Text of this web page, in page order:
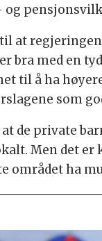
at
bra med en
til å ha
som
de private
Men det er
området ha